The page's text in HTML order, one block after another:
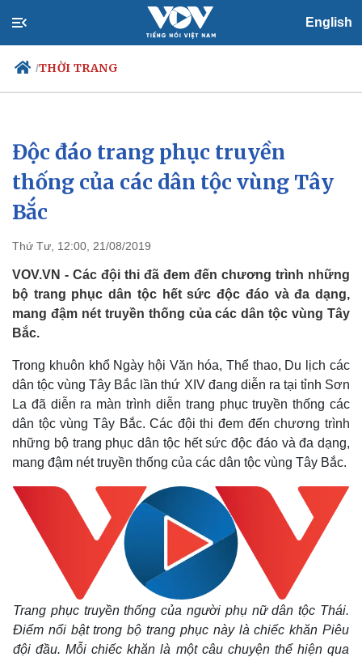
English
/THỜI TRANG
Chính trị
Đảng
Tổ chức nhân sự
Quốc hội
Xã hội
Tin 24h
Dự báo thời tiết
Độc đáo trang phục truyền
thống của các dân tộc vùng Tây
Bắc
Thứ Tư, 12:00, 21/08/2019
VOV.VN - Các đội thi đã đem đến chương trình những
bộ trang phục dân tộc hết sức độc đáo và đa dạng,
mang đậm nét truyền thống của các dân tộc vùng Tây
Bắc.
Trong khuôn khổ Ngày hội Văn hóa, Thể thao, Du lịch các
dân tộc vùng Tây Bắc lần thứ XIV đang diễn ra tại tỉnh Sơn
La đã diễn ra màn trình diễn trang phục truyền thống các
dân tộc vùng Tây Bắc. Các đội thi đem đến chương trình
những bộ trang phục dân tộc hết sức độc đáo và đa dạng,
mang đậm nét truyền thống của các dân tộc vùng Tây Bắc.
Trang phục truyền thống của người phụ nữ dân tộc Thái.
Điểm nổi bật trong bộ trang phục này là chiếc khăn Piêu
đội đầu. Mỗi chiếc khăn là một câu chuyện thể hiện qua